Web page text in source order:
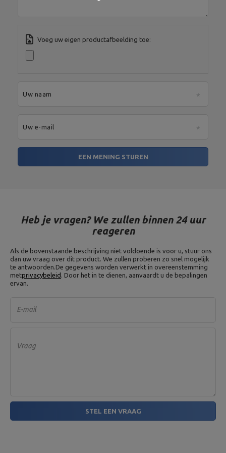
Voeg uw eigen productafbeelding toe:
Uw naam
Uw e-mail
EEN MENING STUREN
Heb je vragen? We zullen binnen 24 uur
reageren
Als de bovenstaande beschrijving niet voldoende is voor u, stuur ons
dan uw vraag over dit product. We zullen proberen zo snel mogelijk
te antwoorden.De gegevens worden verwerkt in overeenstemming
metprivacybeleid . Door het in te dienen, aanvaardt u de bepalingen
ervan.
E-mail
Vraag
STEL EEN VRAAG